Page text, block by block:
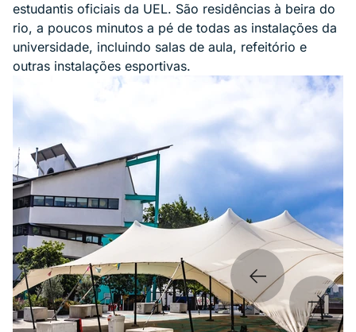
estudantis oficiais da UEL. São residências à beira do
rio, a poucos minutos a pé de todas as instalações da
universidade, incluindo salas de aula, refeitório e
outras instalações esportivas.